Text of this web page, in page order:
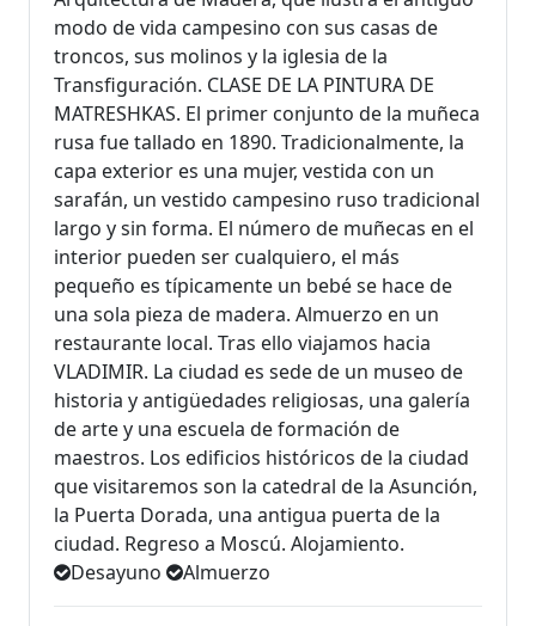
modo de vida campesino con sus casas de
troncos, sus molinos y la iglesia de la
Transfiguración. CLASE DE LA PINTURA DE
MATRESHKAS. El primer conjunto de la muñeca
rusa fue tallado en 1890. Tradicionalmente, la
capa exterior es una mujer, vestida con un
sarafán, un vestido campesino ruso tradicional
largo y sin forma. El número de muñecas en el
interior pueden ser cualquiero, el más
pequeño es típicamente un bebé se hace de
una sola pieza de madera. Almuerzo en un
restaurante local. Tras ello viajamos hacia
VLADIMIR. La ciudad es sede de un museo de
historia y antigüedades religiosas, una galería
de arte y una escuela de formación de
maestros. Los edificios históricos de la ciudad
que visitaremos son la catedral de la Asunción,
la Puerta Dorada, una antigua puerta de la
ciudad. Regreso a Moscú. Alojamiento.
Desayuno
Almuerzo